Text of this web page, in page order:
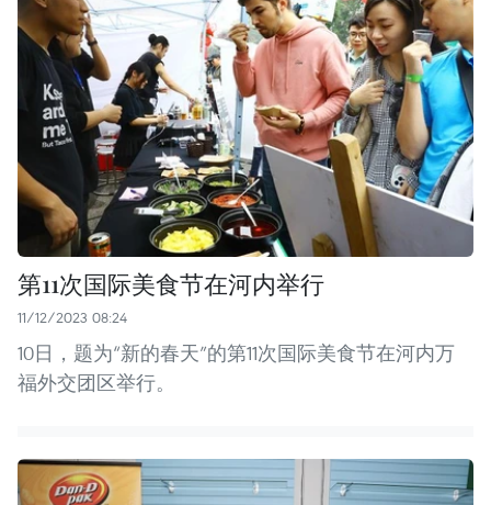
第11次国际美食节在河内举行
11/12/2023 08:24
10日，题为“新的春天”的第11次国际美食节在河内万
福外交团区举行。